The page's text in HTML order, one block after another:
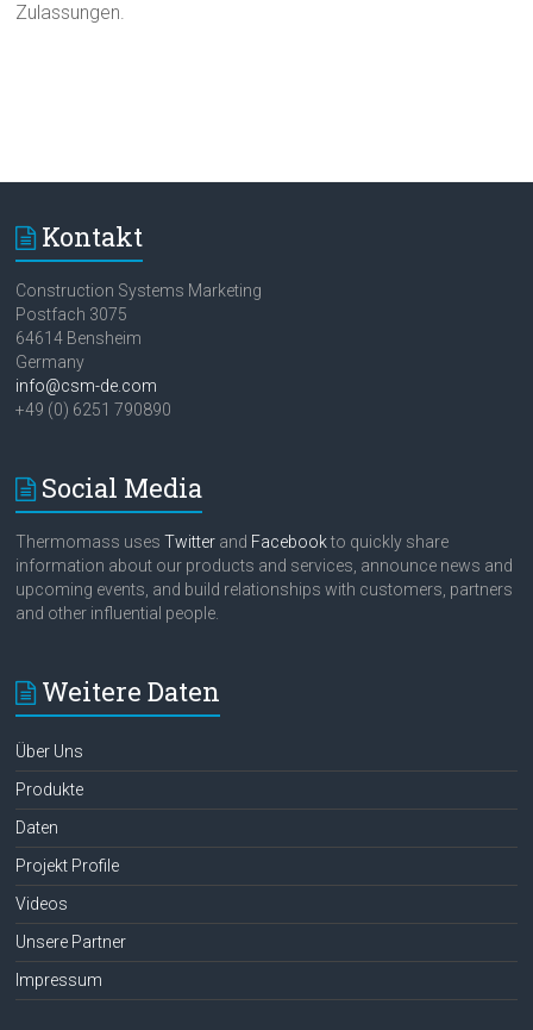
Zulassungen.
Kontakt
Construction Systems Marketing
Postfach 3075
64614 Bensheim
Germany
info@csm-de.com
+49 (0) 6251 790890
Social Media
Thermomass usesTwitter and Facebookto quickly share
information about our products and services, announce news and
upcoming events, and build relationships with customers, partners
and other influential people.
Weitere Daten
Über Uns
Produkte
Daten
Projekt Profile
Videos
Unsere Partner
Impressum